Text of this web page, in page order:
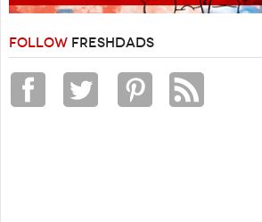
FOLLOW FRESHDADS